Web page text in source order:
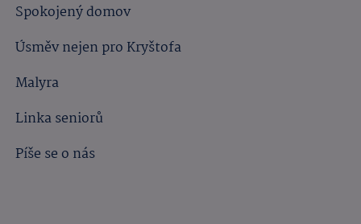
Spokojený domov
Úsměv nejen pro Kryštofa
Malyra
Linka seniorů
Píše se o nás